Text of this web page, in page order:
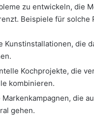
zu entwickeln, die
Beispiele für solche
Kunstinstallationen, die
Kochprojekte, die
kombinieren.
Markenkampagnen, die
gehen.